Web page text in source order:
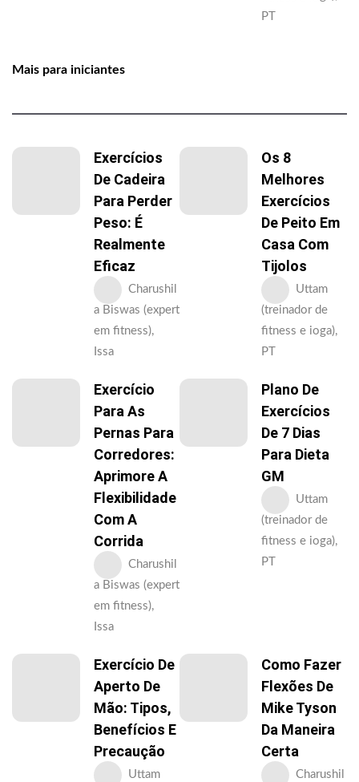
PT
Mais para iniciantes
Exercícios
De Cadeira
Para Perder
Peso: É
Realmente
Eficaz
Charushil
a Biswas (expert
em fitness),
Issa
Os 8
Melhores
Exercícios
De Peito Em
Casa Com
Tijolos
Uttam
(treinador de
fitness e ioga),
PT
Exercício
Para As
Pernas Para
Corredores:
Aprimore A
Flexibilidade
Com A
Corrida
Charushil
a Biswas (expert
em fitness),
Issa
Plano De
Exercícios
De 7 Dias
Para Dieta
GM
Uttam
(treinador de
fitness e ioga),
PT
Exercício De
Aperto De
Mão: Tipos,
Benefícios E
Precaução
Uttam
Como Fazer
Flexões De
Mike Tyson
Da Maneira
Certa
Charushil